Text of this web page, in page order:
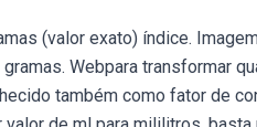
(valor exato) índice.
Webpara transformar
também como fator de